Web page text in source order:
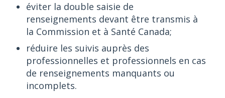
éviter la double saisie de
renseignements devant être transmis à
la Commission et à Santé Canada;
réduire les suivis auprès des
professionnelles et professionnels en cas
de renseignements manquants ou
incomplets.